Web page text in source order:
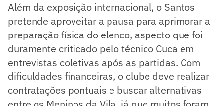
Além da exposição internacional, o Santos
pretende aproveitar a pausa para aprimorar a
preparação física do elenco, aspecto que foi
duramente criticado pelo técnico Cuca em
entrevistas coletivas após as partidas. Com
dificuldades financeiras, o clube deve realizar
contratações pontuais e buscar alternativas